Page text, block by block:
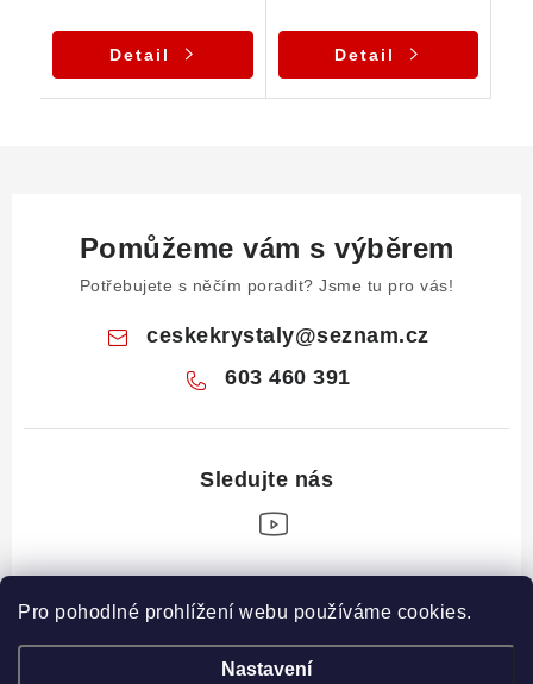
Pro pohodlné prohlížení webu používáme cookies.
Nastavení
Detail Detail
Pomůžeme vám s výběrem
Potřebujete s něčím poradit? Jsme tu pro vás!
ceskekrystaly@seznam.cz
603 460 391
Z
Informace pro vás